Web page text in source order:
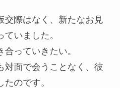
交際はなく、新たなお見
いました。
っていきたい。
対面で会うことなく、彼
のです。